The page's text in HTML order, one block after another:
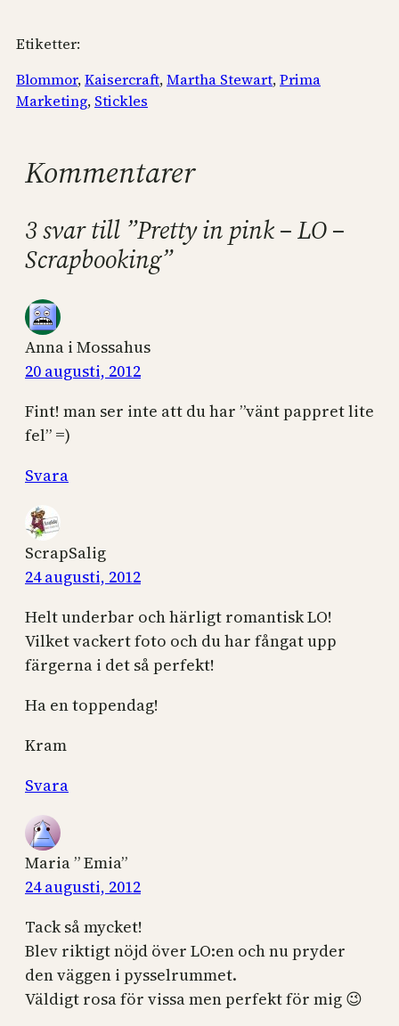
Etiketter:
Blommor, Kaisercraft, Martha Stewart, Prima
Marketing, Stickles
Kommentarer
3 svar till ”Pretty in pink – LO –
Scrapbooking”
Anna i Mossahus
20 augusti, 2012
Fint! man ser inte att du har ”vänt pappret lite
fel” =)
Svara
ScrapSalig
24 augusti, 2012
Helt underbar och härligt romantisk LO!
Vilket vackert foto och du har fångat upp
färgerna i det så perfekt!
Ha en toppendag!
Kram
Svara
Maria ” Emia”
24 augusti, 2012
Tack så mycket!
Blev riktigt nöjd över LO:en och nu pryder
den väggen i pysselrummet.
Väldigt rosa för vissa men perfekt för mig 😉